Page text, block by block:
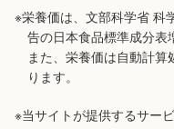
※栄養価は、文部科学省 科
告の日本食品標準成分表
また、栄養価は自動計
ります。
※当サイトが提供するサー